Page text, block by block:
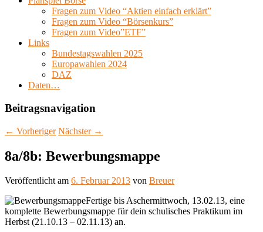
Fragen zum Video “Aktien einfach erklärt”
Fragen zum Video “Börsenkurs”
Fragen zum Video”ETF”
Links
Bundestagswahlen 2025
Europawahlen 2024
DAZ
Daten…
Beitragsnavigation
← Vorheriger Nächster →
8a/8b: Bewerbungsmappe
Veröffentlicht am 6. Februar 2013 von Breuer
Fertige bis Aschermittwoch, 13.02.13, eine
komplette Bewerbungsmappe für dein schulisches Praktikum im
Herbst (21.10.13 – 02.11.13) an.